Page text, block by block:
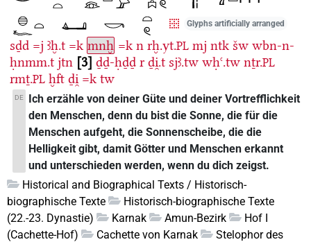
Glyphs artificially arranged
sḏd =j ꜣḫ.t =k mnḫ =k n rḫ.yt.PL mj ntk šw wbn-n-
ḥnmm.t jtn 3 ḏḏ-ḥḏḏ r ḏi̯.t sjꜣ.tw wḥꜥ.tw nṯr.PL
rmṯ.PL ḫft ḏi̯ =k tw
DE
Ich erzähle von deiner Güte und deiner Vortrefflichkeit
den Menschen, denn du bist die Sonne, die für die
Menschen aufgeht, die Sonnenscheibe, die die
Helligkeit gibt, damit Götter und Menschen erkannt
und unterschieden werden, wenn du dich zeigst.
Historical and Biographical Texts / Historisch-
biographische Texte
Historisch-biographische Texte
(22.-23. Dynastie)
Karnak Amun-Bezirk
Hof I
(Cachette-Hof)
Cachette von Karnak
Stelophor des